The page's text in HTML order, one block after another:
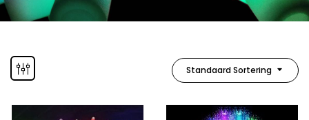
Standaard Sortering